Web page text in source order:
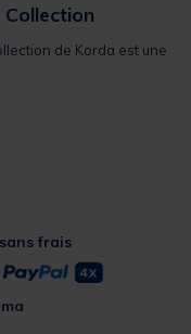
de Korda est une
frais